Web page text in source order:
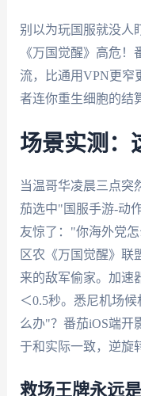
别以为玩国服就没人
《万国觉醒》高危
流，比通用VPN更窄
者连你重生细胞的结
场景实测：
当温哥华凌晨三点
茄选中"国服手游-动
友惊了："你海外党
区农《万国觉醒》联
来的敌军偷家。加速
＜0.5秒。悉尼机场
么办"？番茄iOS端开
于和实际一致，逆旋
救场王牌永远